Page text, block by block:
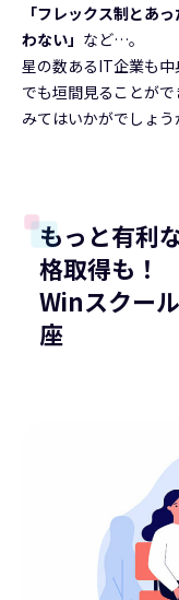
「フレックス制とあ
わない」 など…。
星の数あるIT企業も
でも垣間見ることが
みてはいかがでしょう
もっと有利
格取得も！
Winスクー
座